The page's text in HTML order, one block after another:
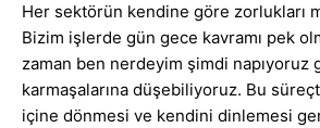
Her sektörün kendine göre zorlukları
Bizim işlerde gün gece kavramı pek
zaman ben nerdeyim şimdi napıyoruz
karmaşalarına düşebiliyoruz. Bu
içine dönmesi ve kendini dinlemesi